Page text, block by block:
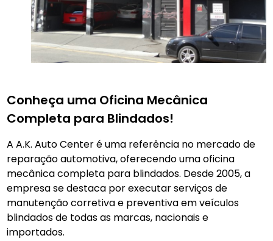
Conheça uma Oficina Mecânica
Completa para Blindados!
A A.K. Auto Center é uma referência no mercado de
reparação automotiva, oferecendo uma oficina
mecânica completa para blindados. Desde 2005, a
empresa se destaca por executar serviços de
manutenção corretiva e preventiva em veículos
blindados de todas as marcas, nacionais e
importados.